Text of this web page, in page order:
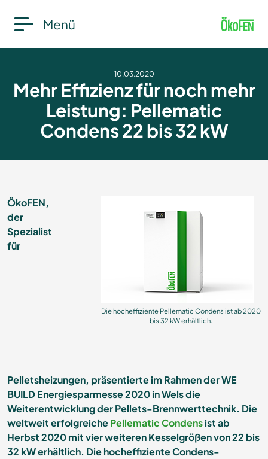
Menü
10.03.2020
Mehr Effizienz für noch mehr
Leistung: Pellematic
Condens 22 bis 32 kW
Die hocheffiziente Pellematic Condens ist ab 2020
bis 32 kW erhältlich.
ÖkoFEN,
der
Spezialist
für
Pelletsheizungen, präsentierte im Rahmen der WE
BUILD Energiesparmesse 2020 in Wels die
Weiterentwicklung der Pellets-Brennwerttechnik. Die
weltweit erfolgreichePellematic Condensist ab
Herbst 2020 mit vier weiteren Kesselgrößen von 22 bis
32 kW erhältlich. Die hocheffiziente Condens-